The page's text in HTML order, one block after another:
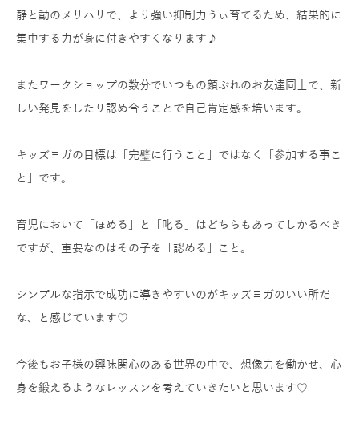
静と動のメリハリで、
より強い抑制力うぃ育てるため、 結果的に
集中する力が身に付きやすくなります♪
またワークショップの数分でいつもの顔ぶれのお友達同士で、 新
しい発見をしたり認め合うことで自己肯定感を培います。
キッズヨガの目標は「完璧に行うこと」ではなく「参加する事こ
と」です。
育児において「ほめる」と「叱る」 はどちらもあってしかるべき
ですが、重要なのはその子を「認める」こと。
シンプルな指示で成功に導きやすいのがキッズヨガのいい所だ
な、
と感じています♡
今後もお子様の興味関心のある世界の中で、想像力を働かせ、 心
身を鍛えるようなレッスンを考えていきたいと思います♡